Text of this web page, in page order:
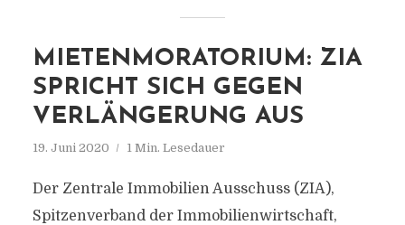
MIETENMORATORIUM: ZIA
SPRICHT SICH GEGEN
VERLÄNGERUNG AUS
19. Juni 2020 1 Min. Lesedauer
Der Zentrale Immobilien Ausschuss (ZIA),
Spitzenverband der Immobilienwirtschaft,